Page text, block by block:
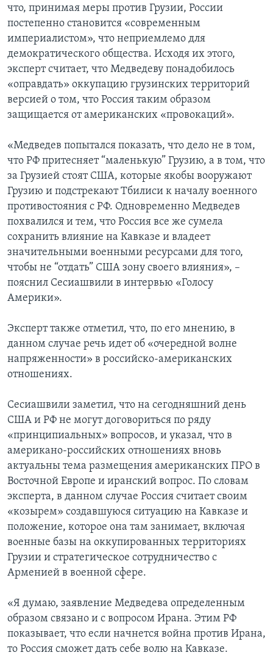
что, принимая меры против Грузии, России
постепенно становится «современным
империалистом», что неприемлемо для
демократического общества. Исходя их этого,
эксперт считает, что Медведеву понадобилось
«оправдать» оккупацию грузинских территорий
версией о том, что Россия таким образом
защищается от американских «провокаций».
«Медведев попытался показать, что дело не в том,
что РФ притесняет “маленькую” Грузию, а в том, что
за Грузией стоят США, которые якобы вооружают
Грузию и подстрекают Тбилиси к началу военного
противостояния с РФ. Одновременно Медведев
похвалился и тем, что Россия все же сумела
сохранить влияние на Кавказе и владеет
значительными военными ресурсами для того,
чтобы не “отдать” США зону своего влияния», –
пояснил Сесиашвили в интервью «Голосу
Америки».
Эксперт также отметил, что, по его мнению, в
данном случае речь идет об «очередной волне
напряженности» в российско-американских
отношениях.
Сесиашвили заметил, что на сегодняшний день
США и РФ не могут договориться по ряду
«принципиальных» вопросов, и указал, что в
американо-российских отношениях вновь
актуальны тема размещения американских ПРО в
Восточной Европе и иранский вопрос. По словам
эксперта, в данном случае Россия считает своим
«козырем» создавшуюся ситуацию на Кавказе и
положение, которое она там занимает, включая
военные базы на оккупированных территориях
Грузии и стратегическое сотрудничество с
Арменией в военной сфере.
«Я думаю, заявление Медведева определенным
образом связано и с вопросом Ирана. Этим РФ
показывает, что если начнется война против Ирана,
то Россия сможет дать себе волю на Кавказе.